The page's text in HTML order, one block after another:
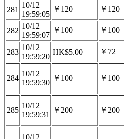
281
10/12
19:59:05
￥120 ￥120
282
10/12
19:59:07
￥100 ￥100
283
10/12
19:59:20
HK$5.00 ￥72
284
10/12
19:59:30
￥100 ￥100
285
10/12
19:59:31
￥200 ￥200
10/12